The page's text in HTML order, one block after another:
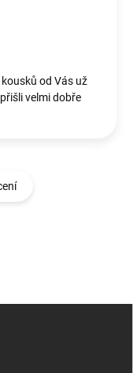
od Vás už
velmi dobře